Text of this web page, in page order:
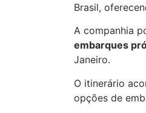
Brasil,
A companhia
embarques
Janeiro.
O itinerário
opções de